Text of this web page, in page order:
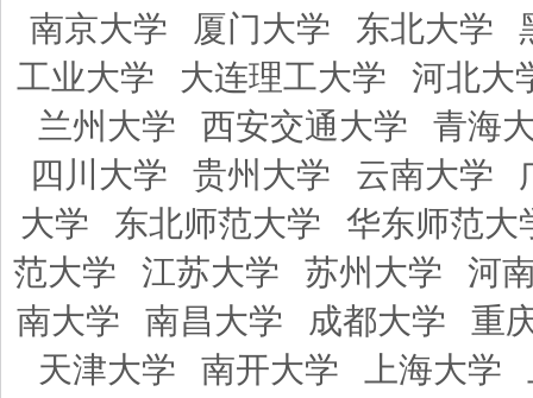
南京大学
厦门大学 东北大学
工业大学
大连理工大学
河北大
兰州大学
西安交通大学
青海
四川大学
贵州大学 云南大学
大学
东北师范大学
华东师范大
范大学
江苏大学 苏州大学
河
南大学
南昌大学 成都大学
重
天津大学
南开大学 上海大学